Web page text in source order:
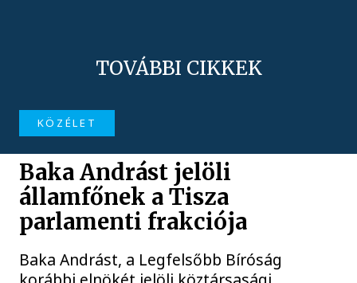
TOVÁBBI CIKKEK
KÖZÉLET
Baka Andrást jelöli
államfőnek a Tisza
parlamenti frakciója
Baka Andrást, a Legfelsőbb Bíróság